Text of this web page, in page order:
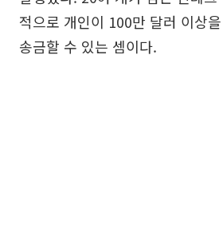
적으로 개인이 100만 달러 이상
송금할 수 있는 셈이다.